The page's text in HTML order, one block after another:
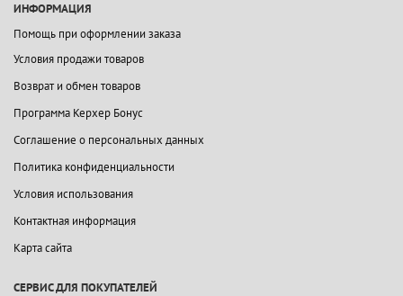
ИНФОРМАЦИЯ
Помощь при оформлении заказа
Условия продажи товаров
Возврат и обмен товаров
Программа Керхер Бонус
Соглашение о персональных данных
Политика конфиденциальности
Условия использования
Контактная информация
Карта сайта
СЕРВИС ДЛЯ ПОКУПАТЕЛЕЙ